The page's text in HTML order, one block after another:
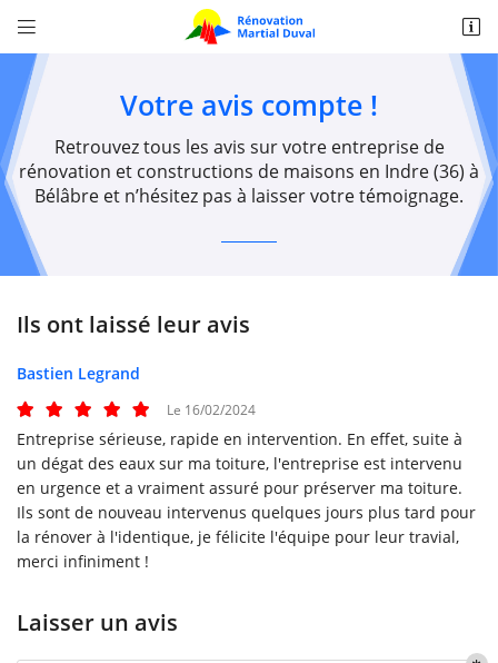
 
Zone Artisanale Croix de l'auberté,
36370 Bélâbre
02 54 37 37 05
 Recopier le code ci-contre
Rafraîchir le captcha
l'adresse email indiqué ci-dessus. Vous pouvez vous désinscrire à tout moment en
utilisant
le formulaire de désinscription
Votre avis compte !
Retrouvez tous les avis sur votre entreprise de
rénovation et constructions de maisons en Indre (36) à
Bélâbre et n’hésitez pas à laisser votre témoignage.
Ils ont laissé leur avis
Bastien Legrand
Le 16/02/2024
Entreprise sérieuse, rapide en intervention. En effet, suite à
un dégat des eaux sur ma toiture, l'entreprise est intervenu
en urgence et a vraiment assuré pour préserver ma toiture.
Ils sont de nouveau intervenus quelques jours plus tard pour
la rénover à l'identique, je félicite l'équipe pour leur travial,
merci infiniment !
Laisser un avis